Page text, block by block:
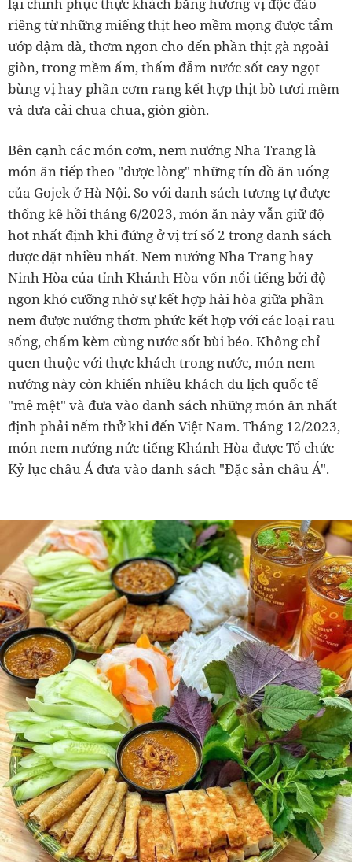
lại chinh phục thực khách bằng hương vị độc đáo
riêng từ những miếng thịt heo mềm mọng được tẩm
ướp đậm đà, thơm ngon cho đến phần thịt gà ngoài
giòn, trong mềm ẩm, thấm đẫm nước sốt cay ngọt
bùng vị hay phần cơm rang kết hợp thịt bò tươi mềm
và dưa cải chua chua, giòn giòn.
Bên cạnh các món cơm, nem nướng Nha Trang là
món ăn tiếp theo "được lòng" những tín đồ ăn uống
của Gojek ở Hà Nội. So với danh sách tương tự được
thống kê hồi tháng 6/2023, món ăn này vẫn giữ độ
hot nhất định khi đứng ở vị trí số 2 trong danh sách
được đặt nhiều nhất. Nem nướng Nha Trang hay
Ninh Hòa của tỉnh Khánh Hòa vốn nổi tiếng bởi độ
ngon khó cưỡng nhờ sự kết hợp hài hòa giữa phần
nem được nướng thơm phức kết hợp với các loại rau
sống, chấm kèm cùng nước sốt bùi béo. Không chỉ
quen thuộc với thực khách trong nước, món nem
nướng này còn khiến nhiều khách du lịch quốc tế
"mê mệt" và đưa vào danh sách những món ăn nhất
định phải nếm thử khi đến Việt Nam. Tháng 12/2023,
món nem nướng nức tiếng Khánh Hòa được Tổ chức
Kỷ lục châu Á đưa vào danh sách "Đặc sản châu Á".